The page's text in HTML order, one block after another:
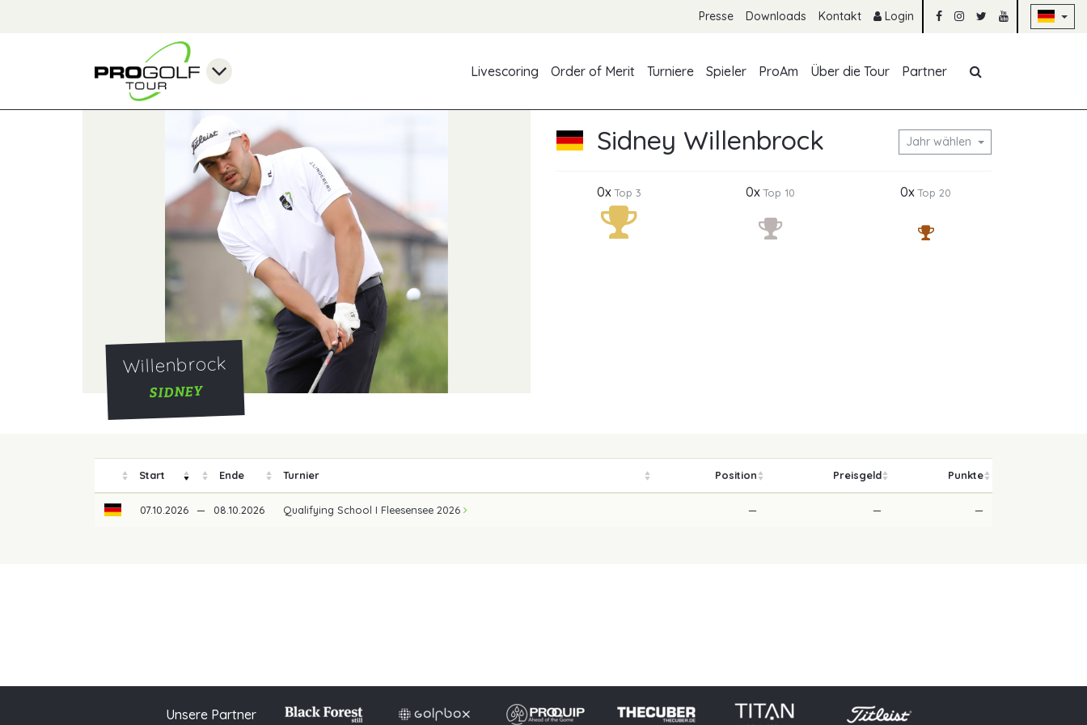
Presse Downloads Kontakt Login
Livescoring
Order of Merit Turniere Spieler ProAm Über die Tour Partner
Willenbrock
SIDNEY
Sidney Willenbrock Jahr wählen
0xTop 3 0xTop 10 0xTop 20
Start Ende Turnier Position Preisgeld Punkte
07.10.2026 — 08.10.2026 Qualifying School I Fleesensee 2026 — — —
Unsere Partner